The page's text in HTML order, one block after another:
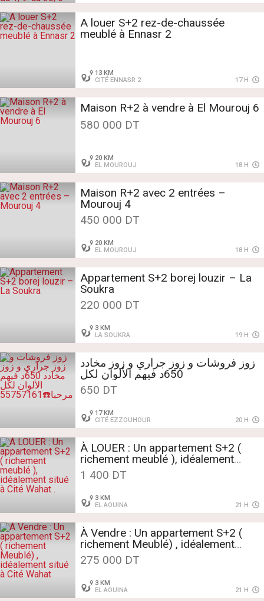
A louer S+2 rez-de-chaussée
meublé à Ennasr 2
13 KM
CITÉ ENNASR 2
17 H
Maison R+2 à vendre à El Mourouj 6
580 000 DT
20 KM
EL MOUROUJ
18 H
Maison R+2 avec 2 entrées –
Mourouj 4
450 000 DT
20 KM
EL MOUROUJ
18 H
Appartement S+2 borej louzir – La
Soukra
220 000 DT
3 KM
LA SOUKRA
19 H
زوز فروشات و زوز جراري و زوز مخادد
650د فيهم الألوان لكل
650 DT
17 KM
CITÉ EZZOUHOUR
20 H
À LOUER : Un appartement S+2 (
richement meublé ), idéalement
situé à Cité Wahat .
1 400 DT
3 KM
EL AOUINA
21 H
À Vendre : Un appartement S+2 (
richement Meublé) , idéalement
situé à Cité Wahat
275 000 DT
3 KM
EL AOUINA
21 H